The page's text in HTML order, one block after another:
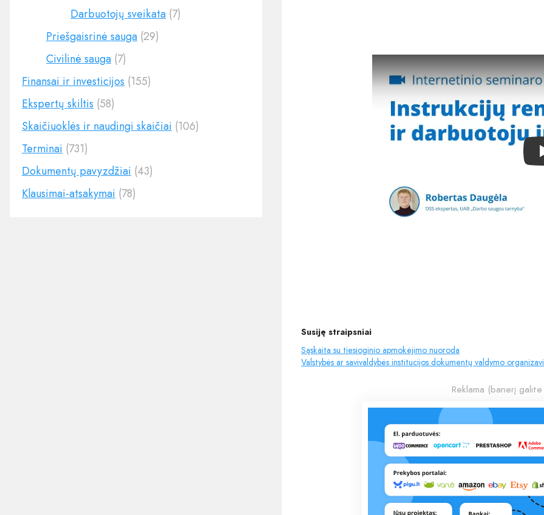
Darbuotojų sveikata (7)
Priešgaisrinė sauga (29)
Civilinė sauga (7)
Finansai ir investicijos (155)
Ekspertų skiltis (58)
Skaičiuoklės ir naudingi skaičiai (106)
Terminai (731)
Dokumentų pavyzdžiai (43)
Klausimai-atsakymai (78)
Susiję straipsniai
Sąskaita su tiesioginio apmokėjimo nuoroda
Valstybės ar savivaldybės institucijos dokumentų valdymo
Reklama (banerį